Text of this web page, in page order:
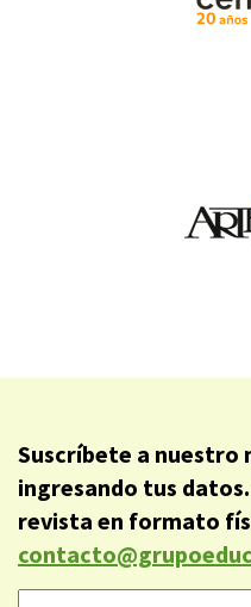
Suscríbete a
ingresando tus
revista en formato